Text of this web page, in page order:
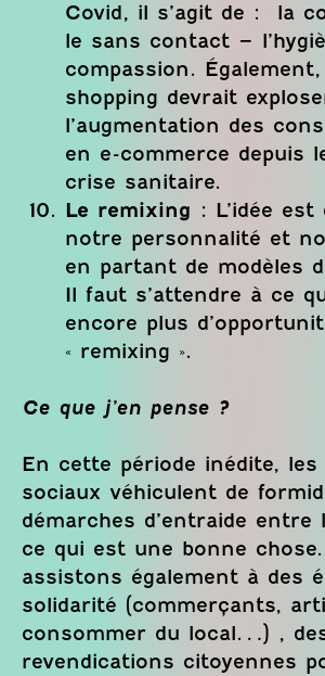
Covid, il s’agit de : la
le sans contact –
compassion.
shopping devrait
l’augmentation des
en e-commerce depuis
crise sanitaire.
Le remixing : L’idée est
notre personnalité et
en partant de modèles
Il faut s’attendre à ce
encore plus
« remixing ».
Ce que j’en pense ?
En cette période inédite, les
sociaux véhiculent de
démarches d’entraide entre
ce qui est une bonne
assistons également à des
solidarité (commerçants,
consommer du local…) ,
revendications citoyennes